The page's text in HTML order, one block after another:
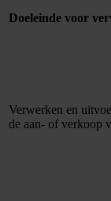
Doeleinde voor
Verwerken en
de aan- of verkoop